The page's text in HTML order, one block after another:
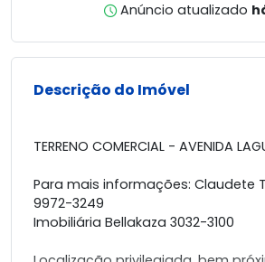
Anúncio atualizado
Descrição do Imóvel
TERRENO COMERCIAL - AVENIDA
Para mais informações: Claudete
9972-3249
Imobiliária Bellakaza 3032-3100